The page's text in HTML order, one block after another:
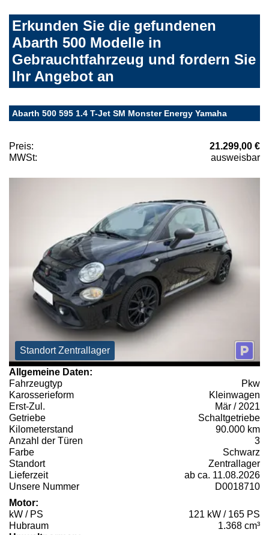
Erkunden Sie die gefundenen
Abarth 500 Modelle in
Gebrauchtfahrzeug und fordern Sie
Ihr Angebot an
Abarth 500 595 1.4 T-Jet SM Monster Energy Yamaha
Preis:
21.299,00 €
MWSt:
ausweisbar
Standort Zentrallager
Allgemeine Daten:
Fahrzeugtyp
Pkw
Karosserieform
Kleinwagen
Erst-Zul.
Mär / 2021
Getriebe
Schaltgetriebe
Kilometerstand
90.000 km
Anzahl der Türen
3
Farbe
Schwarz
Standort
Zentrallager
Lieferzeit
ab ca. 11.08.2026
Unsere Nummer
D0018710
Motor:
kW / PS
121 kW / 165 PS
Hubraum
1.368 cm³